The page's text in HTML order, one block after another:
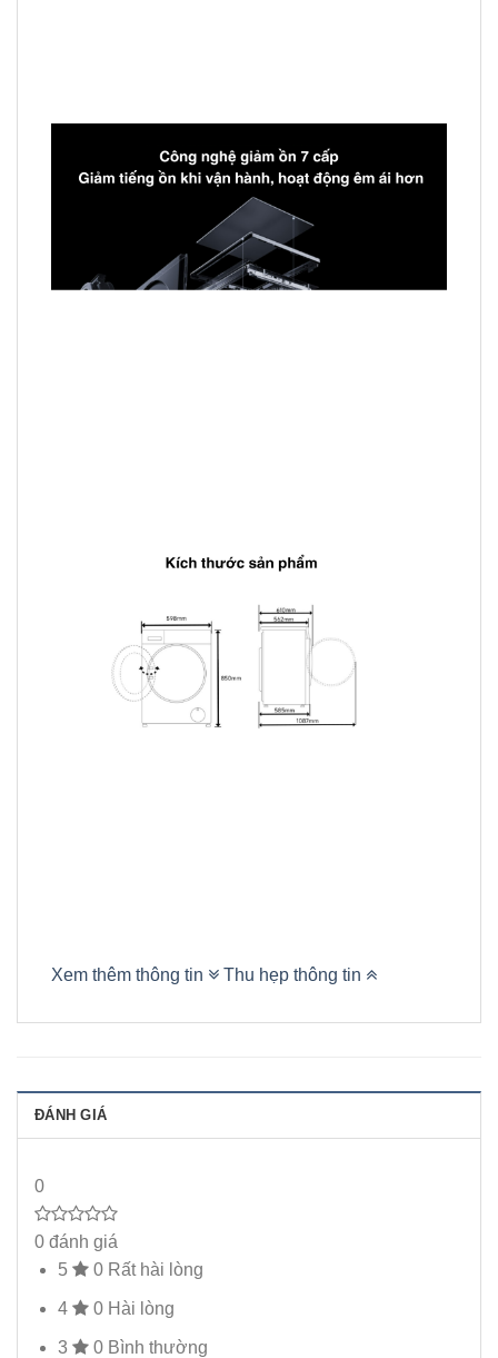
Xem thêm thông tin Thu hẹp thông tin
ĐÁNH GIÁ
0
0 đánh giá
5
0 Rất hài lòng
4 0 Hài lòng
3 0 Bình thường